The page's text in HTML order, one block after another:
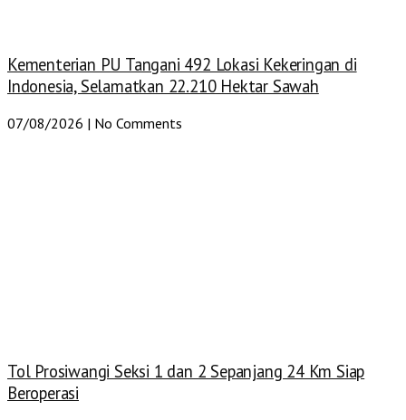
Kementerian PU Tangani 492 Lokasi Kekeringan di
Indonesia, Selamatkan 22.210 Hektar Sawah
07/08/2026 No Comments
Tol Prosiwangi Seksi 1 dan 2 Sepanjang 24 Km Siap
Beroperasi